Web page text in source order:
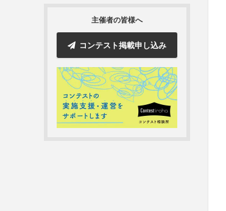
主催者の皆様へ
コンテスト掲載申し込み